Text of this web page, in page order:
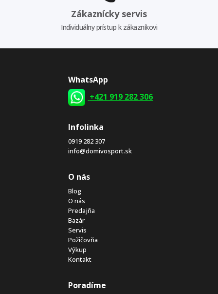
Zákaznícky servis
Individuálny prístup k zákazníkovi
WhatsApp
+421 919 282 306
Infolinka
0919 282 307
info@domivosport.sk
O nás
Blog
O nás
Predajňa
Bazár
Servis
Požičovňa
Výkup
Kontakt
Poradíme